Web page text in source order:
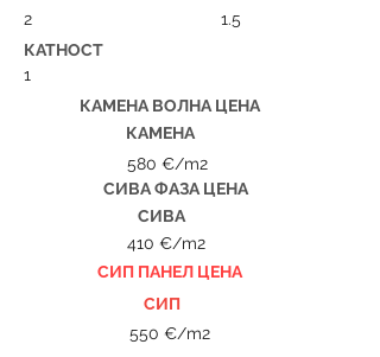
2
1.5
КАТНОСТ
1
КАМЕНА ВОЛНА ЦЕНА
КАМЕНА
580 €/m2
СИВА ФАЗА ЦЕНА
СИВА
410 €/m2
СИП ПАНЕЛ ЦЕНA
СИП
550 €/m2